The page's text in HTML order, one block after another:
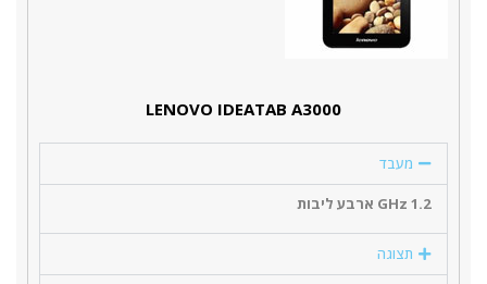
LENOVO IDEATAB A3000
מעבד
1.2 GHz ארבע ליבות
תצוגה